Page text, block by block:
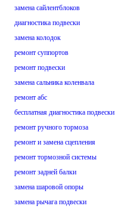
замена сайлентблоков
диагностика подвески
замена колодок
ремонт суппортов
ремонт подвески
замена сальника коленвала
ремонт абс
бесплатная диагностика подвески
ремонт ручного тормоза
ремонт и замена сцепления
ремонт тормозной системы
ремонт задней балки
замена шаровой опоры
замена рычага подвески